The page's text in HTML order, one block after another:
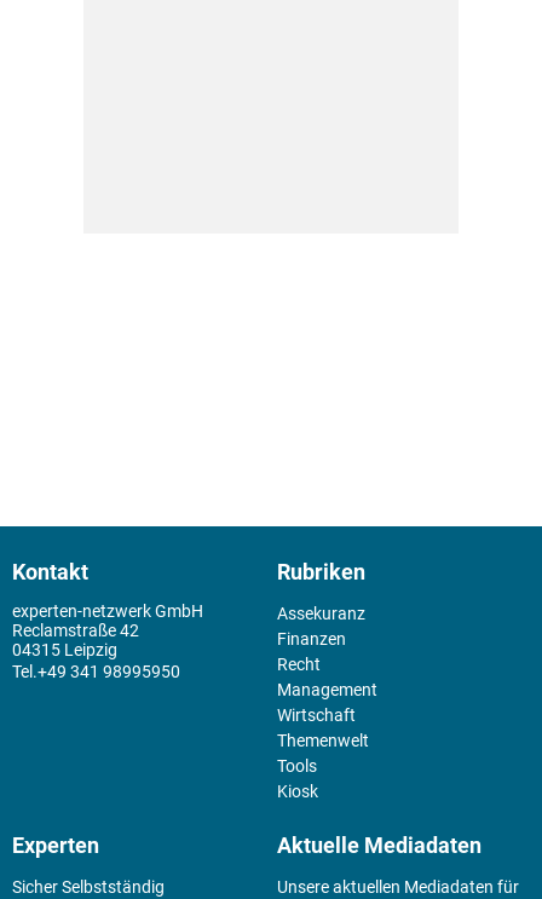
Kontakt
experten-netzwerk GmbH
Reclamstraße 42
04315 Leipzig
+49 341 98995950
Rubriken
Assekuranz
Finanzen
Recht
Management
Wirtschaft
Themenwelt
Tools
Kiosk
Experten
Sicher Selbstständig
Aktuelle Mediadaten
Unsere aktuellen Mediadaten für